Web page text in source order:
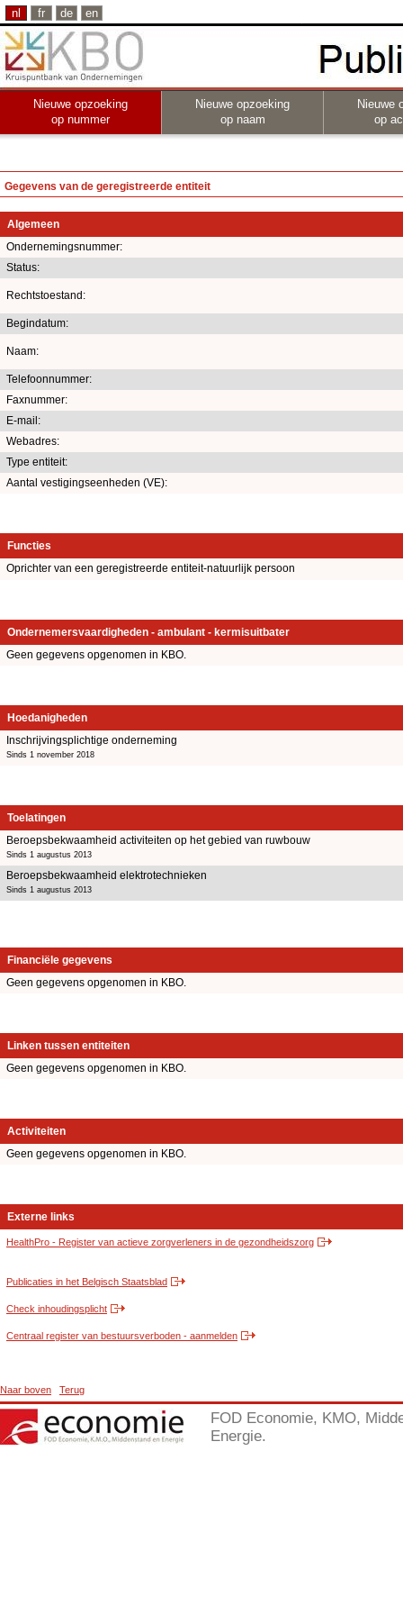
nl fr de en
Nieuwe opzoeking
op nummer
Nieuwe opzoeking
op naam
Nieuwe
op
Gegevens van de geregistreerde entiteit
Algemeen
Ondernemingsnummer:
Status:
Rechtstoestand:
Begindatum:
Naam:
Telefoonnummer:
Faxnummer:
E-mail:
Webadres:
Type entiteit:
Aantal vestigingseenheden (VE):
Functies
Oprichter van een geregistreerde entiteit-natuurlijk persoon
Ondernemersvaardigheden - ambulant - kermisuitbater
Geen gegevens opgenomen in KBO.
Hoedanigheden
Inschrijvingsplichtige onderneming
Sinds 1 november 2018
Toelatingen
Beroepsbekwaamheid activiteiten op het gebied van ruwbouw
Sinds 1 augustus 2013
Beroepsbekwaamheid elektrotechnieken
Sinds 1 augustus 2013
Financiële gegevens
Geen gegevens opgenomen in KBO.
Linken tussen entiteiten
Geen gegevens opgenomen in KBO.
Activiteiten
Geen gegevens opgenomen in KBO.
Externe links
HealthPro - Register van actieve zorgverleners in de gezondheidszorg
Publicaties in het Belgisch Staatsblad
Check inhoudingsplicht
Centraal register van bestuursverboden - aanmelden
Naar boven Terug
FOD Economie, KMO,
Energie.